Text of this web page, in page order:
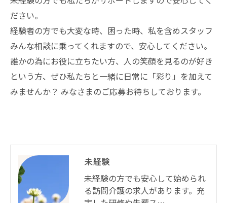
ださい。
経験者の方でも大変な時、困った時、私を含めスタッフ
みんな相談に乗ってくれますので、安心してください。
誰かの為にお役に立ちたい方、人の笑顔を見るのが好き
という方、ぜひ私たちと一緒に日常に「彩り」を加えて
みませんか？ みなさまのご応募お待ちしております。
未経験
未経験の方でも安心して始められ
る訪問介護の求人があります。充